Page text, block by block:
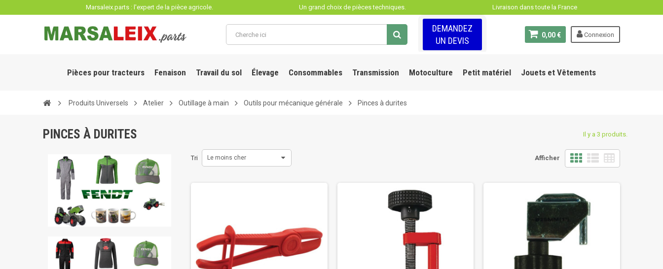
Marsaleix.parts : l'expert de la pièce agricole. Un grand choix de pièces techniques. Livraison dans toute la France
Connexion
0,00 €
DEMANDEZ
UN DEVIS
Pièces pour tracteurs Fenaison Travail du sol Élevage Consommables Transmission Motoculture Petit matériel Jouets et Vêtements
Produits Universels Atelier Outillage à main Outils pour mécanique générale Pinces à durites
PINCES À DURITES Il y a 3 produits.
Afficher
Tri Le moins cher
Panneau de gestion des cookies